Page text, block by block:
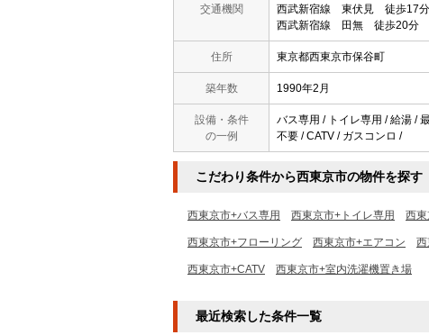
交通機関
西武新宿線 東伏見 徒歩17分
西武新宿線 田無 徒歩20分
住所 東京都西東京市保谷町
築年数 1990年2月
設備・条件
の一例
バス専用 / トイレ専用 / 給湯 /
不要 / CATV / ガスコンロ /
こだわり条件から西東京市の物件を探す
西東京市+バス専用 西東京市+トイレ専用 西
西東京市+フローリング 西東京市+エアコン
西東京市+CATV 西東京市+室内洗濯機置き場
最近検索した条件一覧